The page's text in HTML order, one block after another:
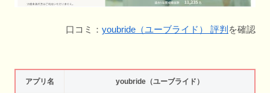
口コミ： youbride（ユーブライド） 評判 を確認
アプリ名 youbride（ユーブライド）